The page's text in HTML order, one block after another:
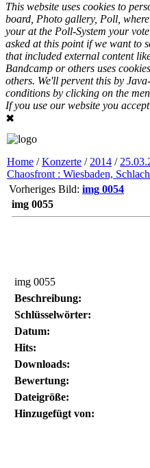
This website uses cookies to
board, Photo gallery, Poll,
your at the Poll-System your
asked at this point if we want to
that included external content
Bandcamp or others uses
others. We'll pervent this by
conditions by clicking on the
If you use our website you
✖
Home /Konzerte / 2014 /
Chaosfront : Wiesbaden,
Vorheriges Bild: img 0054
img 0055
img 0055
Beschreibung:
Schlüsselwörter:
Datum:
Hits:
Downloads:
Bewertung:
Dateigröße:
Hinzugefügt von: